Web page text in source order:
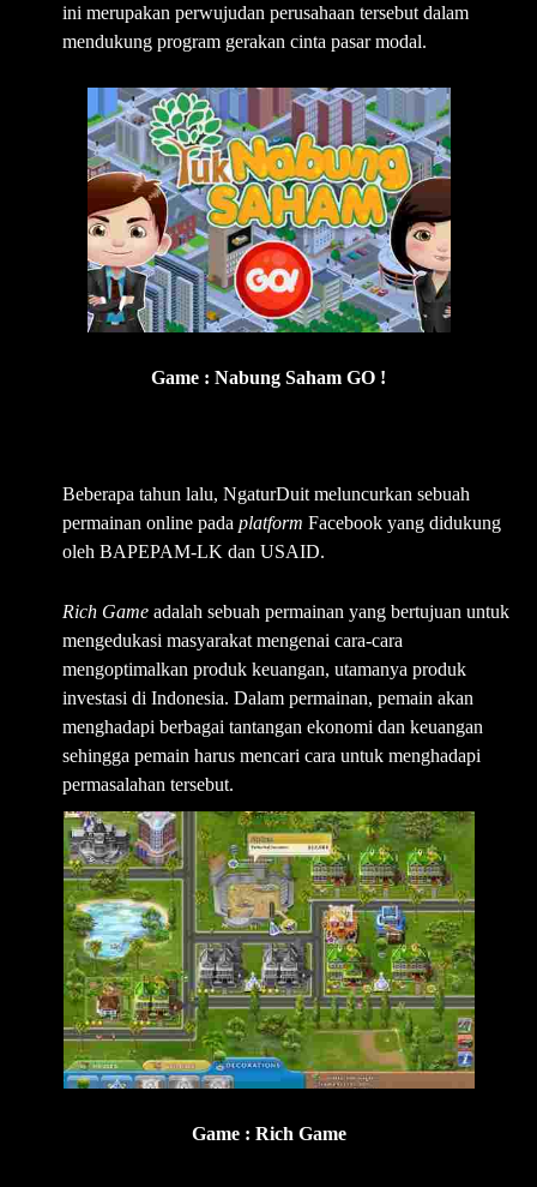
ini merupakan perwujudan perusahaan tersebut dalam
mendukung program gerakan cinta pasar modal.
Game : Nabung Saham GO !
Beberapa tahun lalu, NgaturDuit meluncurkan sebuah
permainan online pada platform Facebook yang didukung
oleh BAPEPAM-LK dan USAID.
Rich Game adalah sebuah permainan yang bertujuan untuk
mengedukasi masyarakat mengenai cara-cara
mengoptimalkan produk keuangan, utamanya produk
investasi di Indonesia. Dalam permainan, pemain akan
menghadapi berbagai tantangan ekonomi dan keuangan
sehingga pemain harus mencari cara untuk menghadapi
permasalahan tersebut.
Game : Rich Game